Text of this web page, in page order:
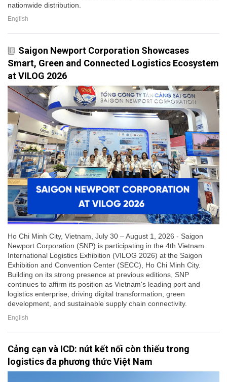
nationwide distribution.
English
Saigon Newport Corporation Showcases
Smart, Green and Connected Logistics Ecosystem
at VILOG 2026
Ho Chi Minh City, Vietnam, July 30 – August 1, 2026 - Saigon
Newport Corporation (SNP) is participating in the 4th Vietnam
International Logistics Exhibition (VILOG 2026) at the Saigon
Exhibition and Convention Center (SECC), Ho Chi Minh City.
Building on its strong presence at previous editions, SNP
continues to affirm its position as Vietnam's leading port and
logistics enterprise, driving digital transformation, green
development, and sustainable supply chain connectivity.
English
Cảng cạn và ICD: nút kết nối còn thiếu trong
logistics đa phương thức Việt Nam